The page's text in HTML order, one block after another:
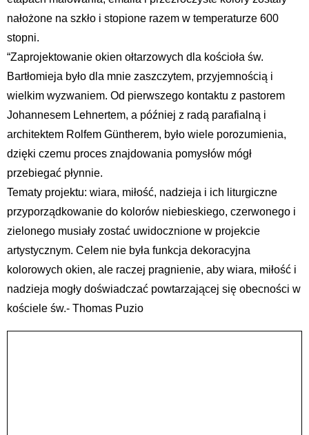
nałożone na szkło i stopione razem w temperaturze 600
stopni.
“Zaprojektowanie okien ołtarzowych dla kościoła św.
Bartłomieja było dla mnie zaszczytem, przyjemnością i
wielkim wyzwaniem. Od pierwszego kontaktu z pastorem
Johannesem Lehnertem, a później z radą parafialną i
architektem Rolfem Güntherem, było wiele porozumienia,
dzięki czemu proces znajdowania pomysłów mógł
przebiegać płynnie.
Tematy projektu: wiara, miłość, nadzieja i ich liturgiczne
przyporządkowanie do kolorów niebieskiego, czerwonego i
zielonego musiały zostać uwidocznione w projekcie
artystycznym. Celem nie była funkcja dekoracyjna
kolorowych okien, ale raczej pragnienie, aby wiara, miłość i
nadzieja mogły doświadczać powtarzającej się obecności w
kościele św.- Thomas Puzio